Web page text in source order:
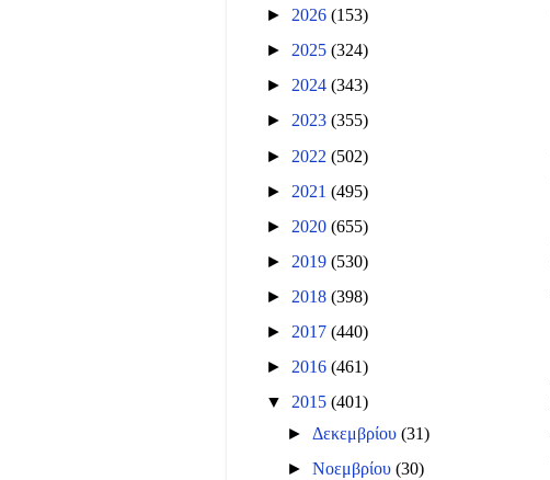
► 2026 (153)
► 2025 (324)
► 2024 (343)
► 2023 (355)
► 2022 (502)
► 2021 (495)
► 2020 (655)
► 2019 (530)
► 2018 (398)
► 2017 (440)
► 2016 (461)
▼ 2015 (401)
► Δεκεμβρίου(31)
►Νοεμβρίου(30)